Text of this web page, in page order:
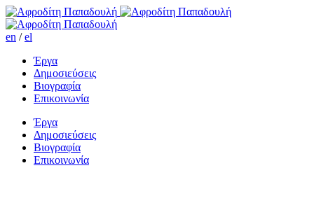
en /el
Έργα
Δημοσιεύσεις
Βιογραφία
Επικοινωνία
Έργα
Δημοσιεύσεις
Βιογραφία
Επικοινωνία